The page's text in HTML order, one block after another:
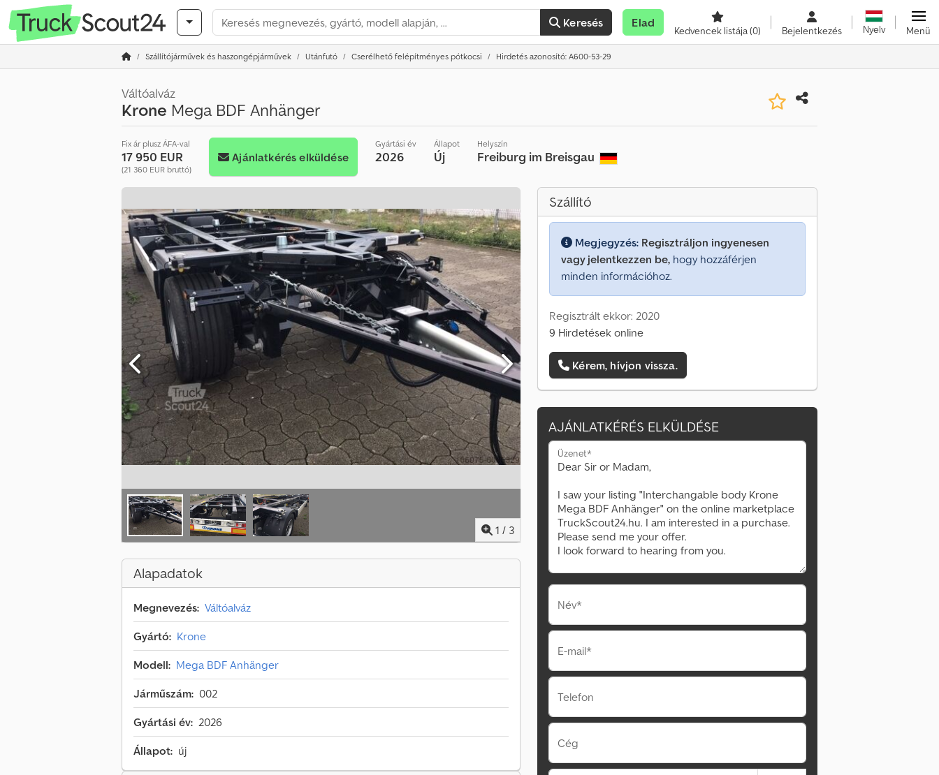
Keresés Elad
Kedvencek listája(0) Bejelentkezés Nyelv Menü
Szállítójárművek és haszongépjárművek Utánfutó Cserélhető felépítményes pótkocsi Hirdetés azonosító: A600-53-29
Váltóalváz
Krone Mega BDF Anhänger
Fix ár plusz ÁFA-val
17 950 EUR
(21 360 EUR bruttó)
Ajánlatkérés elküldése
Gyártási év
2026
Állapot
Új
Helyszín
Freiburg im Breisgau
1 / 3
Alapadatok
Megnevezés: Váltóalváz
Gyártó: Krone
Modell: Mega BDF Anhänger
Járműszám: 002
Gyártási év: 2026
Állapot: új
Szállító
Megjegyzés: Regisztráljon ingyenesen
vagy jelentkezzen be, hogy hozzáférjen
minden információhoz.
Regisztrált ekkor: 2020
9 Hirdetések online
Kérem, hívjon vissza.
AJÁNLATKÉRÉS ELKÜLDÉSE
Üzenet*
Név*
E-mail*
Telefon
Cég